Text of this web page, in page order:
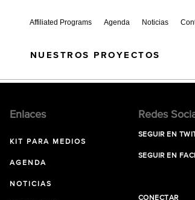
Affiliated Programs Agenda Noticias
NUESTROS PROYECTOS
Enlaces
KIT PARA MEDIOS
AGENDA
NOTICIAS
Redes
SEGUIR EN
SEGUIR EN
CONECTAR